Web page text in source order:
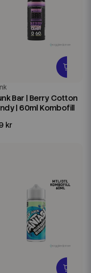
Bar | Berry Cotton
| 60ml Kombofill
kr